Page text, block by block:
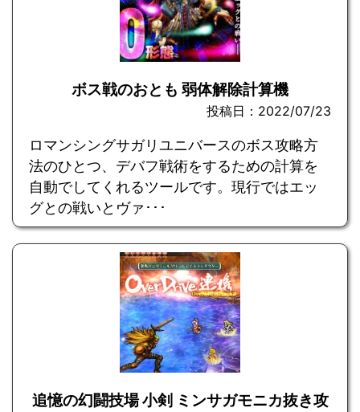
ボス戦のおとも 弱体解除計算機
投稿日：2022/07/23
ロマンシングサガリユニバースのボス攻略方
法のひとつ、デバフ戦術をするための計算を
自動でしてくれるツールです。現行ではエッ
グとの戦いとヴァ･･･
追憶の幻闘技場 小剣 ミンサガモニカ抜き攻